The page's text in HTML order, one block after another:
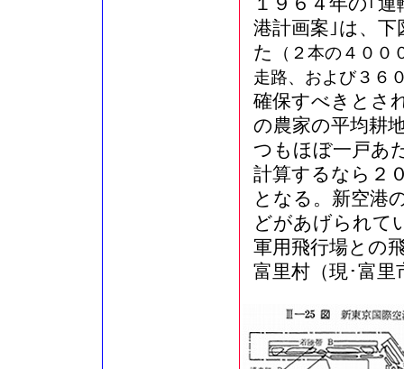
港計画案｣は、
た
（２本の４０
走路、および３６
確保すべきとさ
の農家の平均耕
つもほぼ一戸あ
計算するなら２
となる。新空港
どがあげられて
軍用飛行場との
富里村（現･富